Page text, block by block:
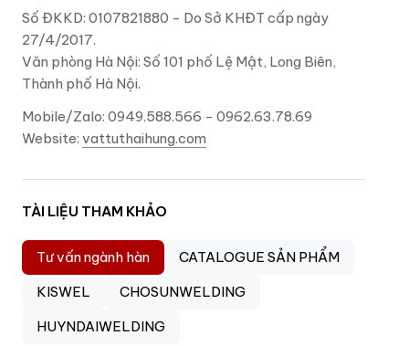
Số ĐKKD: 0107821880 - Do Sở KHĐT cấp ngày
27/4/2017.
Văn phòng Hà Nội: Số 101 phố Lệ Mật, Long Biên,
Thành phố Hà Nội.
Mobile/Zalo: 0949.588.566 - 0962.63.78.69
Website: vattuthaihung.com
TÀI LIỆU THAM KHẢO
Tư vấn ngành hàn
CATALOGUE SẢN PHẨM
KISWEL
CHOSUNWELDING
HUYNDAIWELDING